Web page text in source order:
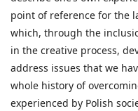
point of reference for the
which, through the
in the creative process,
address issues that we
whole history of
experienced by Polish